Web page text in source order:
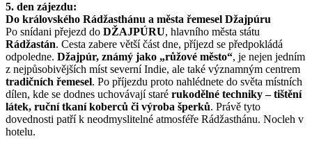
5. den zájezdu:
Do královského Rádžasthánu a města řemesel Džajpúru
Po snídani přejezd do DŽAJPÚRU, hlavního města státu
Rádžastán. Cesta zabere větší část dne, příjezd se předpokládá
odpoledne. Džajpúr, známý jako „růžové město“, je nejen jedním
z nejpůsobivějších míst severní Indie, ale také významným centrem
tradičních řemesel. Po příjezdu proto nahlédnete do světa místních
dílen, kde se dodnes uchovávají staré rukodělné techniky – tištění
látek, ruční tkaní koberců či výroba šperků. Právě tyto
dovednosti patří k neodmyslitelné atmosféře Rádžasthánu. Nocleh v
hotelu.